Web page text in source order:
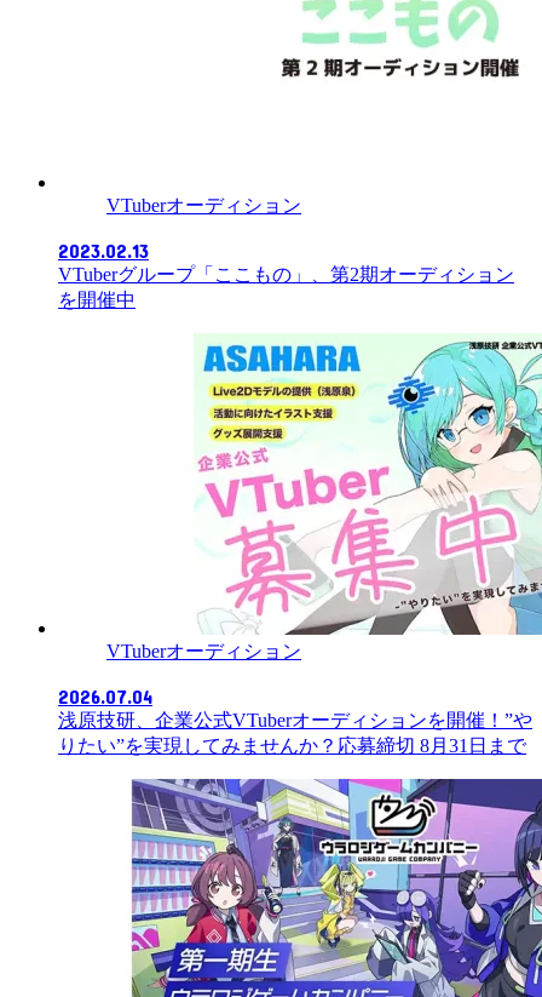
VTuberオーディション
2023.02.13
VTuberグループ「ここもの」、第2期オーディション
を開催中
VTuberオーディション
2026.07.04
浅原技研、企業公式VTuberオーディションを開催！”や
りたい”を実現してみませんか？応募締切 8月31日まで